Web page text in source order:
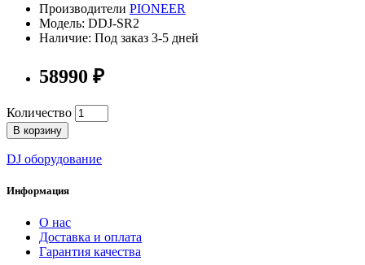
Производители PIONEER
Модель: DDJ-SR2
Наличие: Под заказ 3-5 дней
58990 ₽
Количество
В корзину
DJ оборудование
Информация
О нас
Доставка и оплата
Гарантия качества